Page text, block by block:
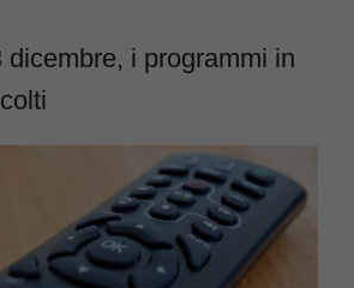
dicembre, i programmi in